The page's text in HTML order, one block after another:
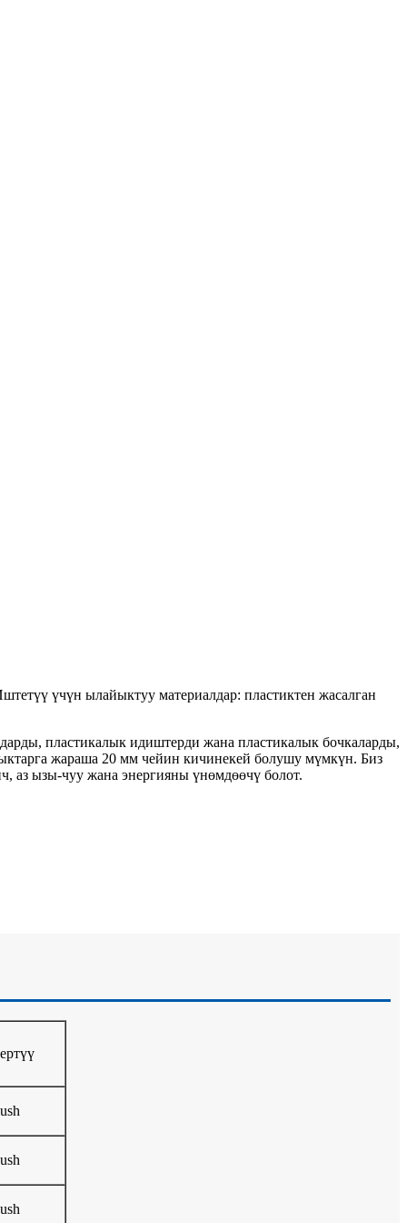
үчүн ылайыктуу материалдар: пластиктен жасалган
пластикалык идиштерди жана пластикалык бочкаларды,
жараша 20 мм чейин кичинекей болушу мүмкүн. Биз
аз ызы-чуу жана энергияны үнөмдөөчү болот.